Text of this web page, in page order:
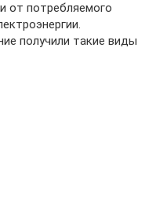
от потребляемого
получили такие виды